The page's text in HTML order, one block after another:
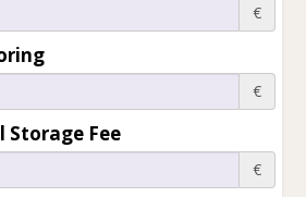
€
€
Storage Fee
€